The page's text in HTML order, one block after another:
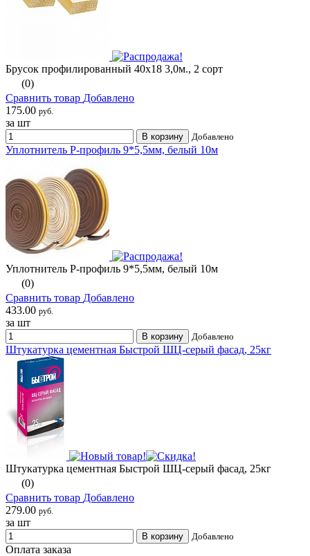
Брусок профилированный 40х18 3,0м., 2 сорт
(0)
Сравнить товар Добавлено
175.00 руб.
за шт
В корзину Добавлено
Уплотнитель Р-профиль 9*5,5мм, белый 10м
Уплотнитель Р-профиль 9*5,5мм, белый 10м
(0)
Сравнить товар Добавлено
433.00 руб.
за шт
В корзину Добавлено
Штукатурка цементная Быстрой ШЦ-серый фасад, 25кг
Штукатурка цементная Быстрой ШЦ-серый фасад, 25кг
(0)
Сравнить товар Добавлено
279.00 руб.
за шт
В корзину Добавлено
Оплата заказа